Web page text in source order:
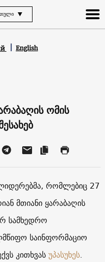
English
ომის
რომლებიც 27
მთიანი ყარაბაღის
სამხედრო
საინფორმაციო
კითხვასუპასუხეს.